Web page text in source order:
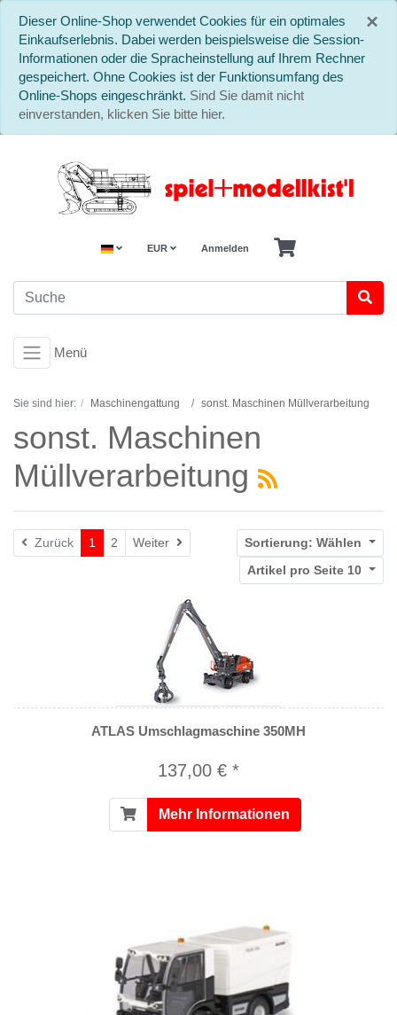
×
Dieser Online-Shop verwendet Cookies für ein optimales
Einkaufserlebnis. Dabei werden beispielsweise die Session-
Informationen oder die Spracheinstellung auf Ihrem Rechner
gespeichert. Ohne Cookies ist der Funktionsumfang des
Online-Shops eingeschränkt. Sind Sie damit nicht
einverstanden, klicken Sie bitte hier.
EUR Anmelden
Menü
Sie sind hier: Maschinengattung sonst. Maschinen Müllverarbeitung
sonst. Maschinen
Müllverarbeitung
Zurück 1 2 Weiter Weiter Sortierung: Wählen
Artikel pro Seite 10
ATLAS Umschlagmaschine 350MH
137,00 € *
Mehr Informationen